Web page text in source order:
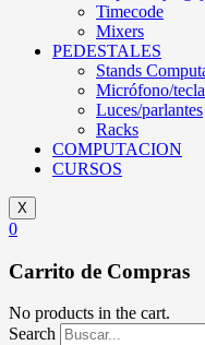
Timecode
Mixers
PEDESTALES
Stands
Micrófono/
Luces/parlantes
Racks
COMPUTACION
CURSOS
X
0
Carrito de Compras
No products in the cart.
Search